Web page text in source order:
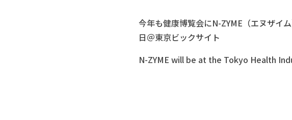
今年も健康博覧会にN-ZYME（エヌザイ
日＠東京ビックサイト
N-ZYME will be at the Tokyo Health